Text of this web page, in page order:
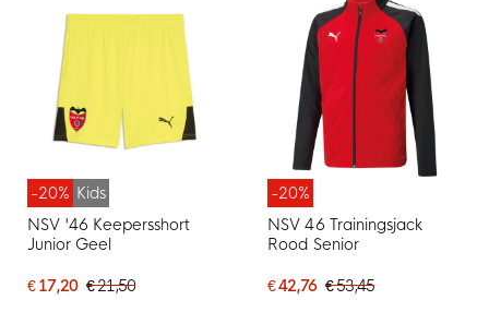
-20% Kids
NSV '46 Keepersshort
Junior Geel
€ 17,20 € 21,50
-20%
NSV 46 Trainingsjack
Rood Senior
€ 42,76 € 53,45